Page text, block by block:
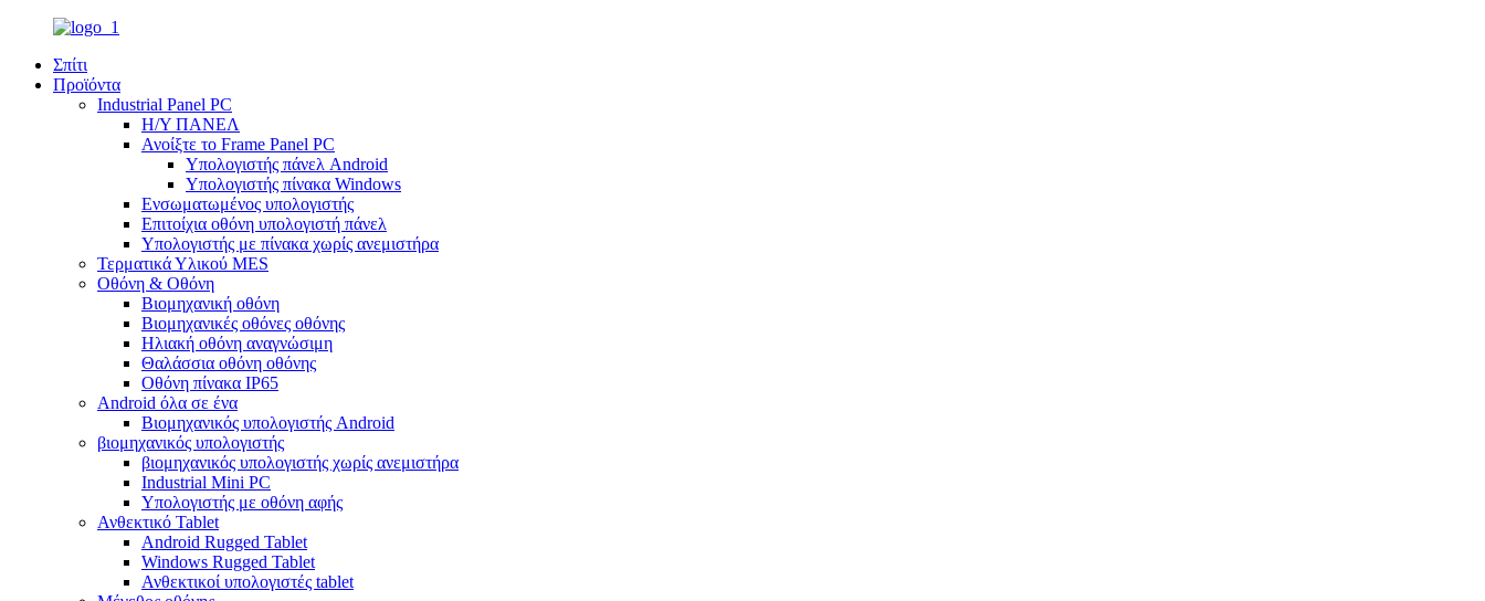
Σπίτι
Προϊόντα
Industrial Panel PC
Η/Υ ΠΑΝΕΛ
Ανοίξτε το Frame Panel PC
Υπολογιστής πάνελ Android
Υπολογιστής πίνακα Windows
Ενσωματωμένος υπολογιστής
Επιτοίχια οθόνη υπολογιστή πάνελ
Υπολογιστής με πίνακα χωρίς ανεμιστήρα
Τερματικά Υλικού MES
Οθόνη & Οθόνη
Βιομηχανική οθόνη
Βιομηχανικές οθόνες οθόνης
Ηλιακή οθόνη αναγνώσιμη
Θαλάσσια οθόνη οθόνης
Οθόνη πίνακα IP65
Android όλα σε ένα
Βιομηχανικός υπολογιστής Android
βιομηχανικός υπολογιστής
βιομηχανικός υπολογιστής χωρίς ανεμιστήρα
Industrial Mini PC
Υπολογιστής με οθόνη αφής
Ανθεκτικό Tablet
Android Rugged Tablet
Windows Rugged Tablet
Ανθεκτικοί υπολογιστές tablet